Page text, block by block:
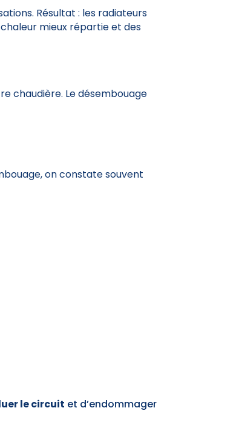
Résultat : les radiateurs
mieux répartie et des
chaudière. Le désembouage
on constate souvent
le circuit et d’endommager